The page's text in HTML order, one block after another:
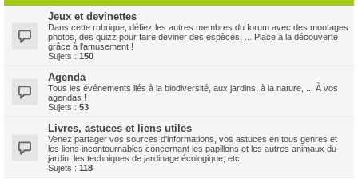
e
r
Jeux et devinettes
Dans cette rubrique, défiez les autres membres du forum avec des montages
photos, des quizz pour faire deviner des espèces, ... Place à la découverte
grâce à l'amusement !
Sujets : 150
Agenda
Tous les événements liés à la biodiversité, aux jardins, à la nature, ... À vos
agendas !
Sujets : 53
Livres, astuces et liens utiles
Venez partager vos sources d'informations, vos astuces en tous genres et
les liens incontournables concernant les papillons et les autres animaux du
jardin, les techniques de jardinage écologique, etc.
Sujets : 118